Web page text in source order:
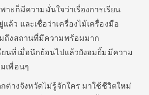
าะก็มีความมั่นใจว่าเรื่องการเรียน
ล้ว และเชื่อว่าเครื่องไม้เครื่องมือ
ถึงสถานที่มีความพร้อมมาก
ยนที่เมื่อนึกย้อนไปแล้วยังอมยิ้มมีความ
เพื่อนๆ
กต่างจังหวัดไม่รู้จักใคร มาใช้ชีวิตใหม่